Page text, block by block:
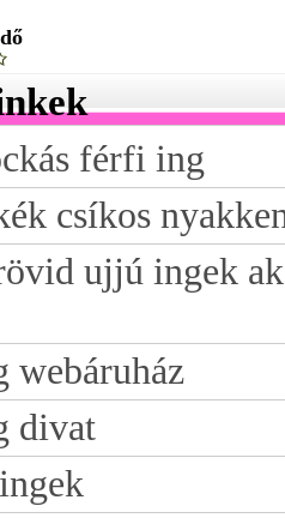
férfi ing
csíkos
ujjú ingek
webáruház
divat